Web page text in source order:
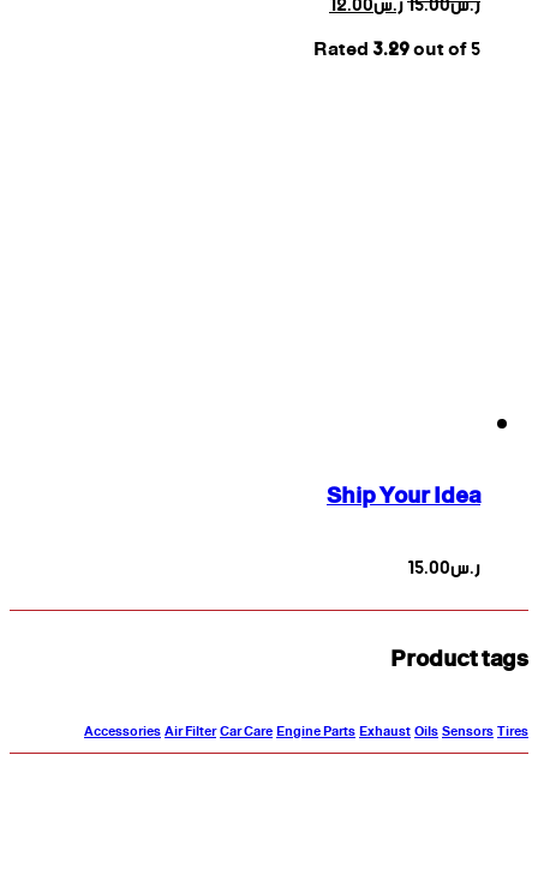
Rated3.29out of 5
Ship Your Idea
ر.س15.00
Product tags
AccessoriesAir FilterCar CareEngine PartsExhaustOilsSensorsTires